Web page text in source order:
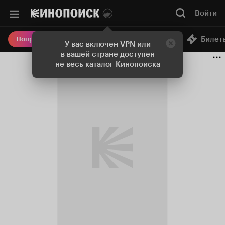
У вас включен VPN или
в вашей стране доступен
не весь каталог Кинопоиска
Войти
Попробовать Плюс Онлайн-кинотеатр